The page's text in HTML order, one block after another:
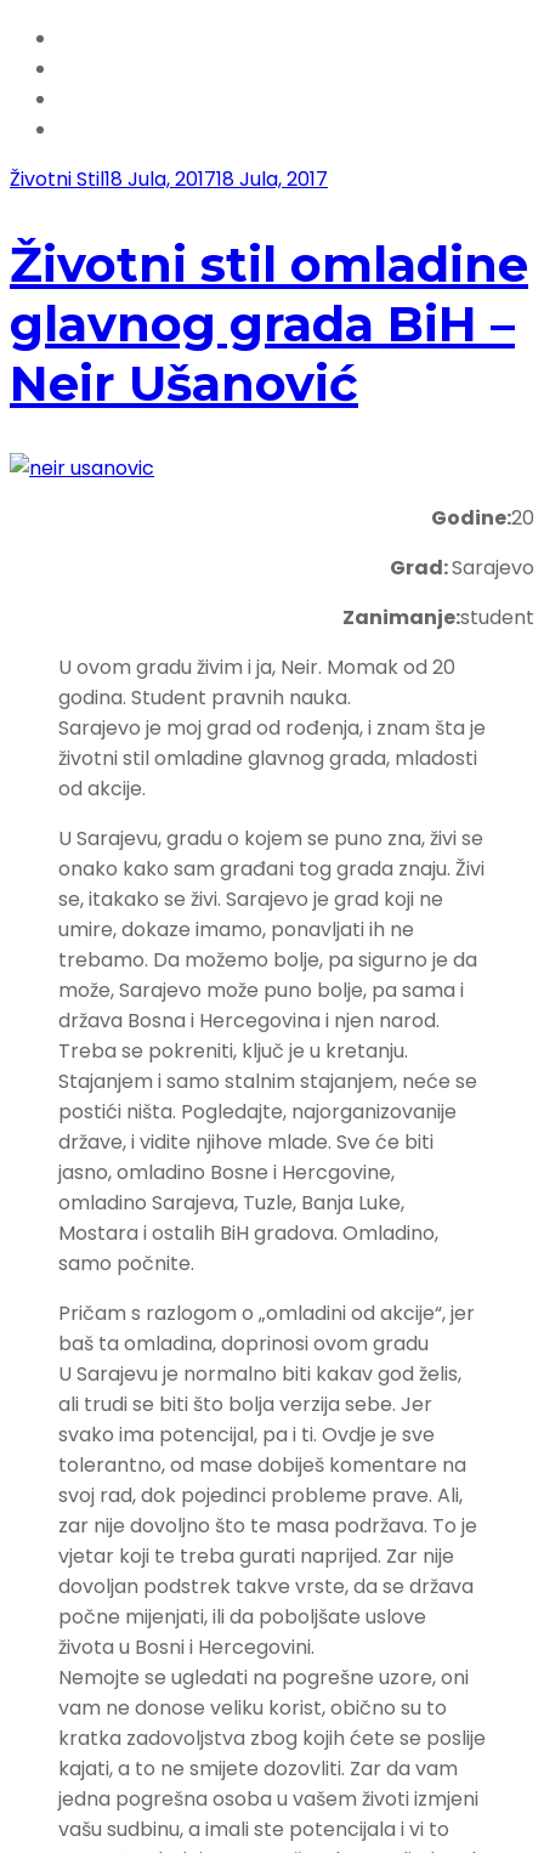
Životni Stil18 Jula, 201718 Jula, 2017
Životni stil omladine
glavnog grada BiH –
Neir Ušanović
Godine:20
Grad:Sarajevo
Zanimanje:student
U ovom gradu živim i ja, Neir. Momak od 20
godina. Student pravnih nauka.
Sarajevo je moj grad od rođenja, i znam šta je
životni stil omladine glavnog grada, mladosti
od akcije.
U Sarajevu, gradu o kojem se puno zna, živi se
onako kako sam građani tog grada znaju. Živi
se, itakako se živi. Sarajevo je grad koji ne
umire, dokaze imamo, ponavljati ih ne
trebamo. Da možemo bolje, pa sigurno je da
može, Sarajevo može puno bolje, pa sama i
država Bosna i Hercegovina i njen narod.
Treba se pokreniti, ključ je u kretanju.
Stajanjem i samo stalnim stajanjem, neće se
postići ništa. Pogledajte, najorganizovanije
države, i vidite njihove mlade. Sve će biti
jasno, omladino Bosne i Hercgovine,
omladino Sarajeva, Tuzle, Banja Luke,
Mostara i ostalih BiH gradova. Omladino,
samo počnite.
Pričam s razlogom o „omladini od akcije“, jer
baš ta omladina, doprinosi ovom gradu
U Sarajevu je normalno biti kakav god želis,
ali trudi se biti što bolja verzija sebe. Jer
svako ima potencijal, pa i ti. Ovdje je sve
tolerantno, od mase dobiješ komentare na
svoj rad, dok pojedinci probleme prave. Ali,
zar nije dovoljno što te masa podržava. To je
vjetar koji te treba gurati naprijed. Zar nije
dovoljan podstrek takve vrste, da se država
počne mijenjati, ili da poboljšate uslove
života u Bosni i Hercegovini.
Nemojte se ugledati na pogrešne uzore, oni
vam ne donose veliku korist, obično su to
kratka zadovoljstva zbog kojih ćete se poslije
kajati, a to ne smijete dozovliti. Zar da vam
jedna pogrešna osoba u vašem životi izmjeni
vašu sudbinu, a imali ste potencijala i vi to